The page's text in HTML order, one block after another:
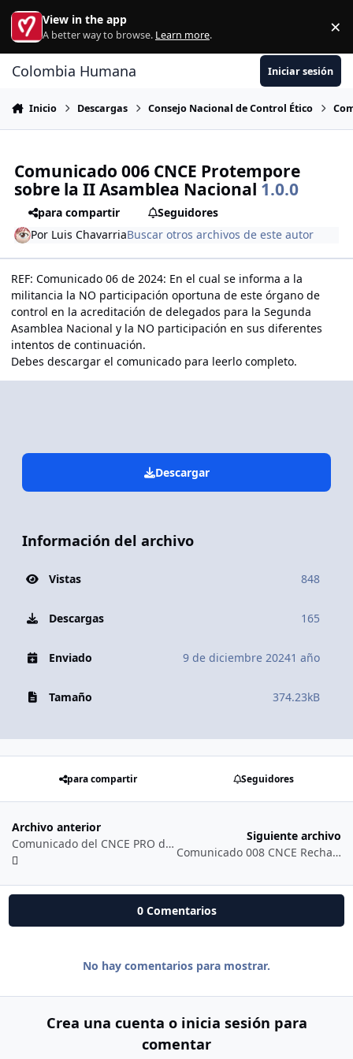
Ir al contenido
View in the app
A better way to browse. Learn more. ×
Colombia Humana Iniciar sesión
Inicio Descargas Consejo Nacional de Control Ético
Comunicado 006 CNCE Protempore
sobre la II Asamblea Nacional 1.0.0
para compartir
Seguidores
Por Luis ChavarriaBuscar otros archivos de este autor
REF: Comunicado 06 de 2024: En el cual se informa a la
militancia la NO participación oportuna de este órgano de
control en la acreditación de delegados para la Segunda
Asamblea Nacional y la NO participación en sus diferentes
intentos de continuación.
Debes descargar el comunicado para leerlo completo.
Descargar
Información del archivo
Vistas 848
Descargas 165
Enviado 9 de diciembre 20241 año
Tamaño 374.23kB
para compartir Seguidores
Archivo anterior
Comunicado del CNCE PRO de indole especial a la militancia y la opinion publica sobre el articulo de semana
Siguiente archivo
Comunicado 008 CNCE Rechaza Asesinato de Mongo
0 Comentarios
No hay comentarios para mostrar.
Crea una cuenta o inicia sesión para
comentar